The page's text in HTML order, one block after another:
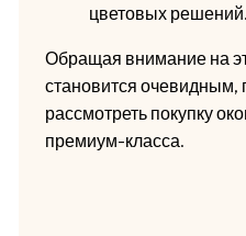
цветовых решений.
Обращая внимание на
становится очевидным,
рассмотреть покупку
премиум-класса.